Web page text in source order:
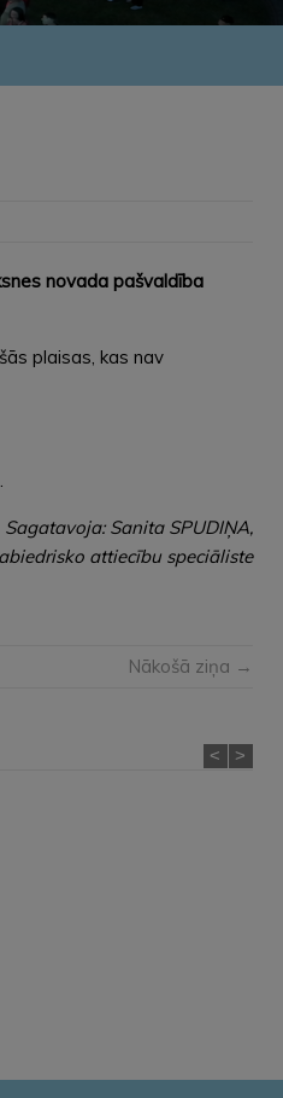
novada pašvaldība
plaisas, kas nav
Sagatavoja: Sanita SPUDIŅA,
attiecību speciāliste
Nākošā ziņa →
< >